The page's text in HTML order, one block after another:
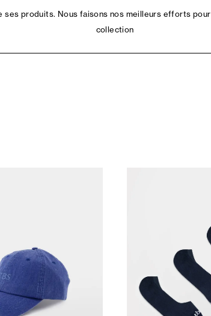
produits. Nous faisons nos meilleurs efforts
collection